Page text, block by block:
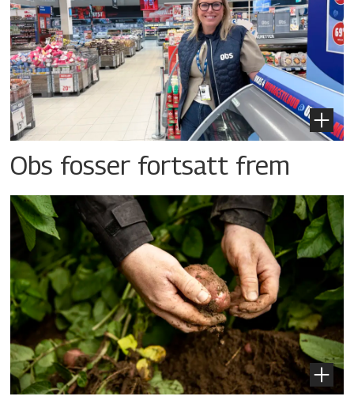
Obs fosser fortsatt frem